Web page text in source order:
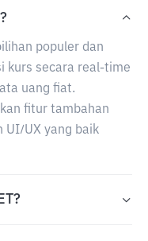
populer dan
kurs secara real-time
uang fiat.
fitur tambahan
UI/UX yang baik